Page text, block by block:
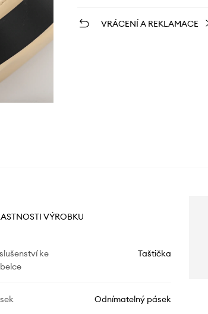
VRÁCENÍ A REKLAMACE
VÝROBKU
ke
Taštička
Odnímatelný pásek